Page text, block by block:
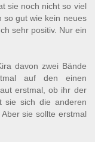
sie noch nicht so viel
so gut wie kein neues
sehr positiv. Nur ein
davon zwei Bände
auf den einen
erstmal, ob ihr der
sie sich die anderen
sie sollte erstmal